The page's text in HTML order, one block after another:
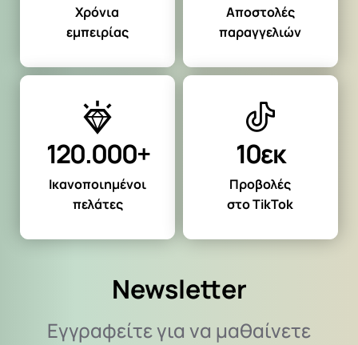
Χρόνια
εμπειρίας
Αποστολές
παραγγελιών
120.000+
Ικανοποιημένοι
πελάτες
10εκ
Προβολές
στο TikTok
Newsletter
Εγγραφείτε για να μαθαίνετε